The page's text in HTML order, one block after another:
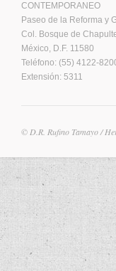
CONTEMPORANEO
Paseo de la Reforma y
Col. Bosque de
México, D.F. 11580
Teléfono: (55) 4122-
Extensión: 5311
© D.R. Rufino Tamayo /